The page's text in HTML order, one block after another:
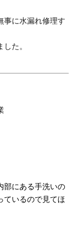
事に水漏れ修理す
た。
部にある手洗いの
ているので見てほ